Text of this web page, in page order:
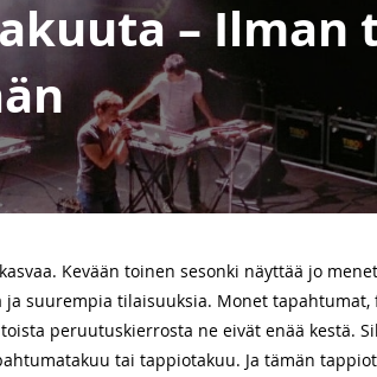
– Ilman
Kevään toinen sesonki näyttää jo
suurempia tilaisuuksia. Monet
peruutuskierrosta ne eivät enää kestä.
tai tappiotakuu. Ja tämän